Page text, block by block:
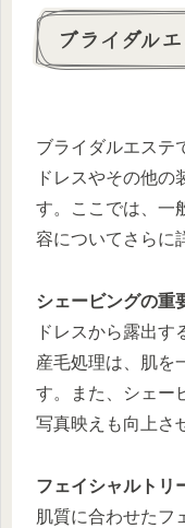
ブライダル
ブライダルエステ
ドレスやその他の
す。ここでは、一
容についてさらに
シェービングの重
ドレスから露出す
産毛処理は、肌を
す。また、シェー
写真映えも向上さ
フェイシャルトリ
肌質に合わせたフ